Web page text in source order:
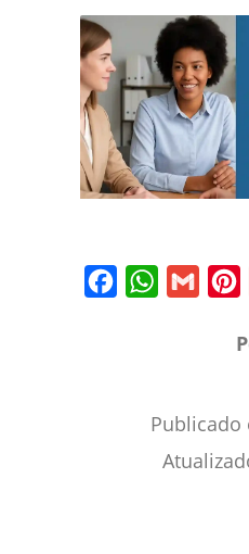
FacebookWhatsApp
Gmail
Publicado